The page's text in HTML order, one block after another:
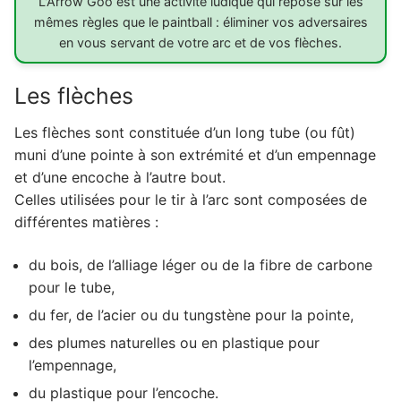
mêmes règles que le paintball : éliminer vos adversaires
en vous servant de votre arc et de vos flèches.
Les flèches
Les flèches sont constituée d’un long tube (ou fût)
muni d’une pointe à son extrémité et d’un empennage
et d’une encoche à l’autre bout.
Celles utilisées pour le tir à l’arc sont composées de
différentes matières :
du bois, de l’alliage léger ou de la fibre de carbone
pour le tube,
du fer, de l’acier ou du tungstène pour la pointe,
des plumes naturelles ou en plastique pour
l’empennage,
du plastique pour l’encoche.